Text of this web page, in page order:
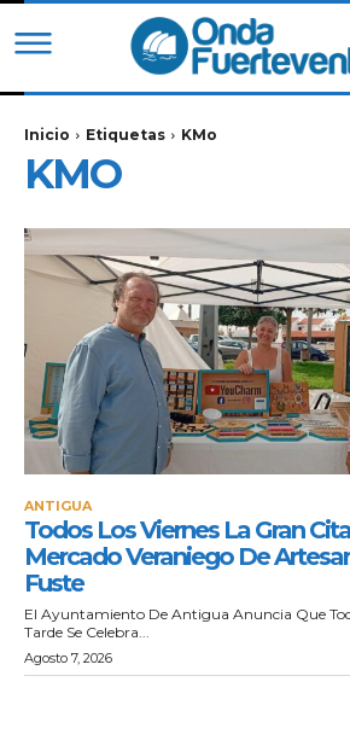
Inicio Etiquetas KMo
KMO
ANTIGUA
Todos Los Viernes La Gran
Mercado Veraniego De
Fuste
El Ayuntamiento De Antigua Anuncia Que
Tarde Se Celebra...
Agosto 7, 2026